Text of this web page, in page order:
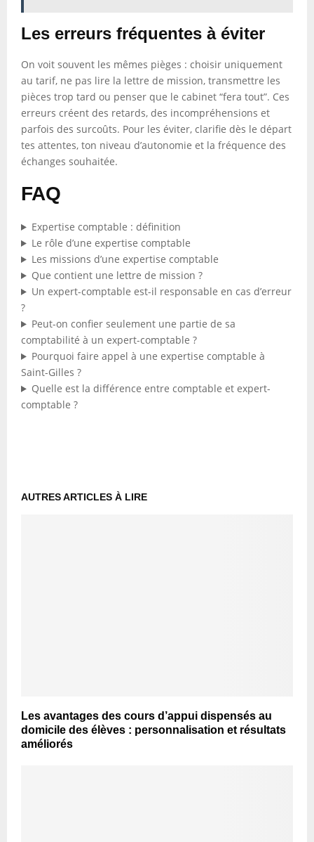
Les erreurs fréquentes à éviter
On voit souvent les mêmes pièges : choisir uniquement
au tarif, ne pas lire la lettre de mission, transmettre les
pièces trop tard ou penser que le cabinet “fera tout”. Ces
erreurs créent des retards, des incompréhensions et
parfois des surcoûts. Pour les éviter, clarifie dès le départ
tes attentes, ton niveau d’autonomie et la fréquence des
échanges souhaitée.
FAQ
Expertise comptable : définition
Le rôle d’une expertise comptable
Les missions d’une expertise comptable
Que contient une lettre de mission ?
Un expert-comptable est-il responsable en cas d’erreur
?
Peut-on confier seulement une partie de sa
comptabilité à un expert-comptable ?
Pourquoi faire appel à une expertise comptable à
Saint-Gilles ?
Quelle est la différence entre comptable et expert-
comptable ?
AUTRES ARTICLES À LIRE
Les avantages des cours d’appui dispensés au
domicile des élèves : personnalisation et résultats
améliorés